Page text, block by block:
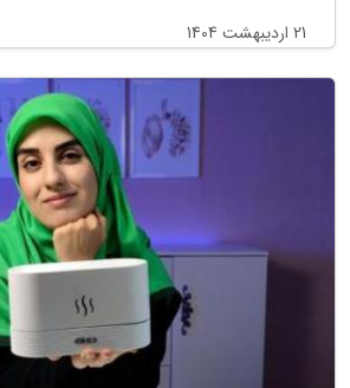
21 اردیبهشت 1404